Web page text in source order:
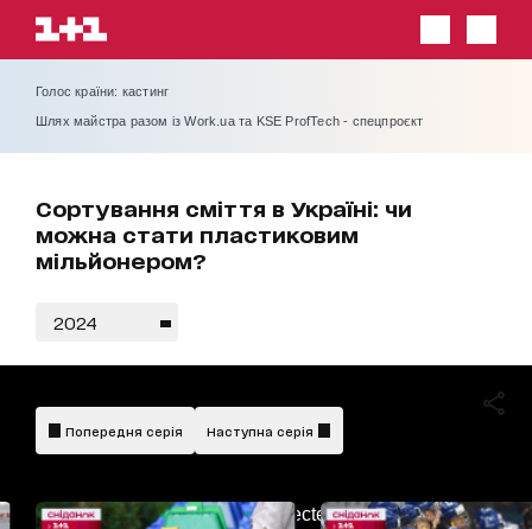
Голос країни: кастинг
Шлях майстра разом із Work.ua та KSE ProfTech - спецпроєкт
Сортування сміття в Україні: чи
можна стати пластиковим
мільйонером?
2024
AdBlockDetected!
Попередня серія Наступна серія